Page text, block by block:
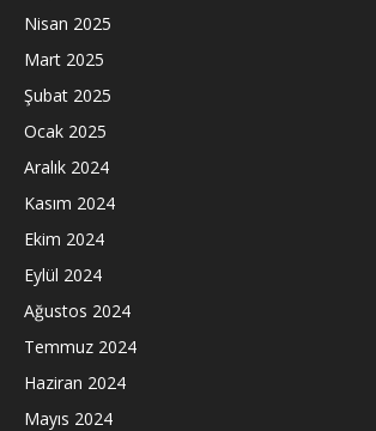
Nisan 2025
Mart 2025
Şubat 2025
Ocak 2025
Aralık 2024
Kasım 2024
Ekim 2024
Eylül 2024
Ağustos 2024
Temmuz 2024
Haziran 2024
Mayıs 2024